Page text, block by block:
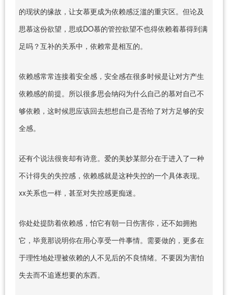
的现状的缘故，让女慕更成为依赖感泛滥的重灾区。但论及
思慕这份欲望，思或DO慕的管控欲望不也得依赖着慕得到满
足吗？互补的关系中，依赖常是相互的。
依赖感常常连接着安全感，安全感在很多时候是让对方产生
依赖感的前提。所以很多思会纳闷为什么自己的慕对自己不
够依赖，这时候思应该回去想想自己是否给了对方足够的安
全感。
还有个说法很丧却有诗意。爱的美妙某部分在于进入了一种
不计得失的失控感，依赖感就是这种失控的一个具体表现。
xx关系也一样，甚至对失控感更痴迷。
你处处提防着依赖感，怕它有朝一日伤害你，还不如拥抱
它，毕竟那说明你在用心享受一件事情。需要做的，更多在
于理性地处理被依赖的人不见后的不良情绪。不要因为害怕
失去而不追逐想要的东西。